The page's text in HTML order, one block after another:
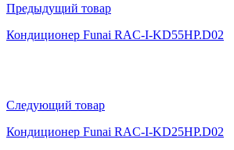
Предыдущий товар
Кондиционер Funai RAC-I-KD55HP.D02
Следующий товар
Кондиционер Funai RAC-I-KD25HP.D02